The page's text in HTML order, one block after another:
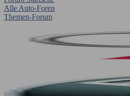
Alle Auto-Foren
Themen-Forum